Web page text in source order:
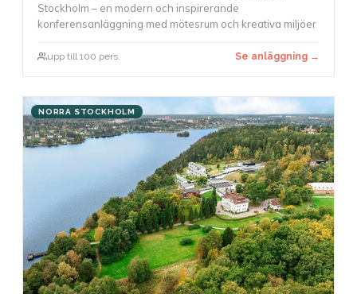
Stockholm – en modern och inspirerande
konferensanläggning med mötesrum och kreativa miljöer
upp till 100 pers. Se anläggning →
NORRA STOCKHOLM